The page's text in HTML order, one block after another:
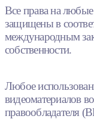
Все права на
защищены в
международным
собственности.
Любое
видеоматериалов
правообладателя